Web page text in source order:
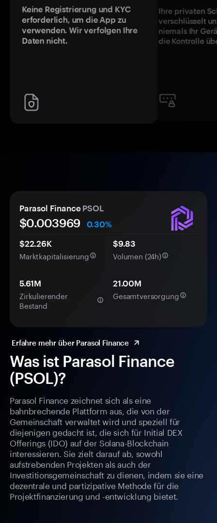
Keine Registrierung und KYC
erforderlich, um die App zu
verwenden. Wir verfolgen Ihre
Daten nicht.
Ihre privaten
verschlüsselt
niemals Ihr
die Kontrolle
Was ist Parasol Finance
(PSOL)?
Parasol Finance zeichnet sich als eine
bahnbrechende Plattform aus, die von der
Gemeinschaft verwaltet wird und speziell für
diejenigen gedacht ist, die sich für Initial DEX
Offerings (IDO) auf der Solana-Blockchain
interessieren. Sie zielt darauf ab, sowohl
aufstrebenden Projekten als auch der
Investitionsgemeinschaft zu dienen, indem sie eine
dezentrale und partizipative Methode für die
Projektfinanzierung und -entwicklung bietet.
Parasol Finance PSOL
$0.003969
0.30%
$22.26K
Marktkapitalisierung
$9.83
Volumen (24h)
5.61M
Zirkulierender
Bestand
21.00M
Gesamtversorgung
Erfahre mehr über Parasol Finance